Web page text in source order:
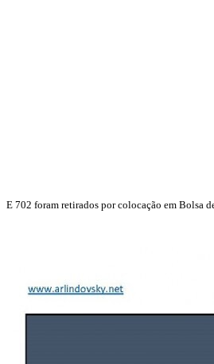
E 702 foram retirados por colocação em Bolsa